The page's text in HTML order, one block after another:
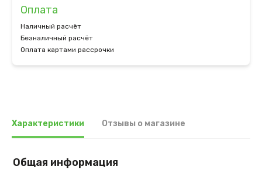
Оплата
Наличный расчёт
Безналичный расчёт
Оплата картами рассрочки
Характеристики Отзывы о магазине
Общая информация